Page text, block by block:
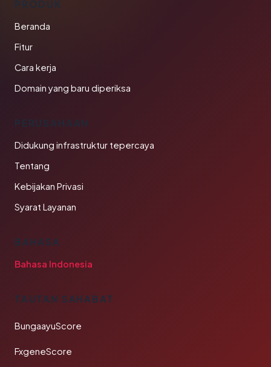
PRODUK
Beranda
Fitur
Cara kerja
Domain yang baru diperiksa
PERUSAHAAN
Didukung infrastruktur tepercaya
Tentang
Kebijakan Privasi
Syarat Layanan
BAHASA
Bahasa Indonesia
TAUTAN SAHABAT
BungaayuScore
FxgeneScore